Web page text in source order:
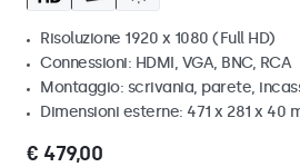
Risoluzione 1920 x 1080 (Full HD)
Connessioni: HDMI, VGA, BNC, RCA
Montaggio: scrivania, parete,
Dimensioni esterne: 471 x 281 x 40
€ 479,00